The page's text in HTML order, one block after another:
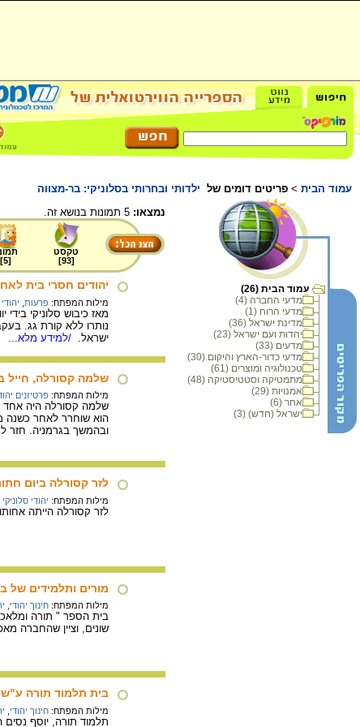
עמוד הבית > פריטים דומים של ילדותי ובחרותי בסלוניקי: בר-מצווה
עמוד הבית (26)
מדעי החברה (4)
מדעי הרוח (1)
מדינת ישראל (36)
יהדות ועם ישראל (23)
מדעים (33)
מדעי כדור-הארץ והיקום (30)
טכנולוגיה ומוצרים (61)
מתמטיקה וסטטיסטיקה (48)
אמנויות (29)
אחר (6)
ישראל (חדש) (3)
נמצאו:
טקסט
[
93
]
[
5
]
יהודים חסרי בית לאחר
מילות המפתח: פרעות
נותרו ללא קורת גג.
ישראל. /למידע מלא...
שלמה קסורלה, חייל
מילות המפתח: פרטיזנים
שלמה קסורלה היה אחד
הוא שוחרר לאחר כשנה
ובהמשך בגרמניה. חזר
לזר קסורלה ביום
מילות המפתח: יהודי סלוניקי
לזר קסורלה הייתה
מורים ותלמידים של בית
מילות המפתח: חינוך יהודי
שונים, וציין שהחברה
בית תלמוד תורה ע"ש
מילות המפתח: חינוך יהודי
תלמוד תורה, יוסף נסים